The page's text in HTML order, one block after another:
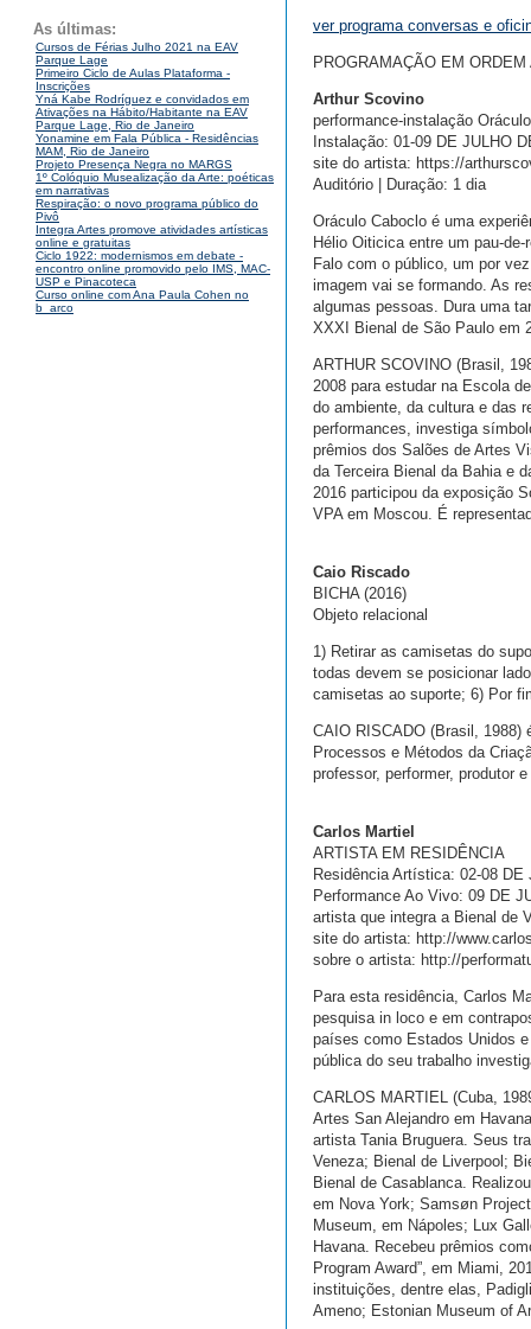
As últimas:
Cursos de Férias Julho 2021 na EAV
Parque Lage
Primeiro Ciclo de Aulas Plataforma -
Inscrições
Yná Kabe Rodríguez e convidados em
Ativações na Hábito/Habitante na EAV
Parque Lage, Rio de Janeiro
Yonamine em Fala Pública - Residências
MAM, Rio de Janeiro
Projeto Presença Negra no MARGS
1º Colóquio Musealização da Arte: poéticas
em narrativas
Respiração: o novo programa público do
Pivô
Integra Artes promove atividades artísticas
online e gratuitas
Ciclo 1922: modernismos em debate -
encontro online promovido pelo IMS, MAC-
USP e Pinacoteca
Curso online com Ana Paula Cohen no
b_arco
ver programa conversas e
PROGRAMAÇÃO EM
Arthur Scovino
performance-instalação
Instalação: 01-09 DE JULHO
site do artista: https://
Auditório | Duração: 1 dia
Oráculo Caboclo é uma
Hélio Oiticica entre um pau-
Falo com o público, um por
imagem vai se formando. As
algumas pessoas. Dura uma
XXXI Bienal de São Paulo em
ARTHUR SCOVINO (Brasil,
2008 para estudar na Escola
do ambiente, da cultura e das
performances, investiga
prêmios dos Salões de Artes
da Terceira Bienal da Bahia e
2016 participou da exposição
VPA em Moscou. É
Caio Riscado
BICHA (2016)
Objeto relacional
1) Retirar as camisetas do
todas devem se posicionar
camisetas ao suporte; 6) Por
CAIO RISCADO (Brasil, 1988)
Processos e Métodos da
professor, performer, produtor
Carlos Martiel
ARTISTA EM RESIDÊNCIA
Residência Artística: 02-08 DE
Performance Ao Vivo: 09 DE
artista que integra a Bienal de
site do artista: http://
sobre o artista: http://
Para esta residência, Carlos
pesquisa in loco e em
países como Estados Unidos
pública do seu trabalho
CARLOS MARTIEL (Cuba,
Artes San Alejandro em
artista Tania Bruguera. Seus
Veneza; Bienal de Liverpool;
Bienal de Casablanca.
em Nova York; Samsøn
Museum, em Nápoles; Lux
Havana. Recebeu prêmios
Program Award”, em Miami,
instituições, dentre elas,
Ameno; Estonian Museum of